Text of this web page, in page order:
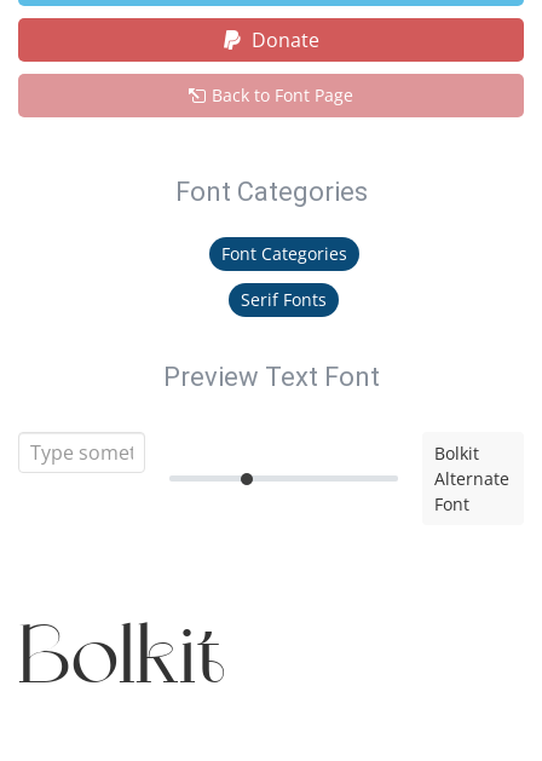
Donate
Back to Font Page
Font Categories
Font Categories
Serif Fonts
Preview Text Font
Bolkit
Alternate
Font
Bolkit